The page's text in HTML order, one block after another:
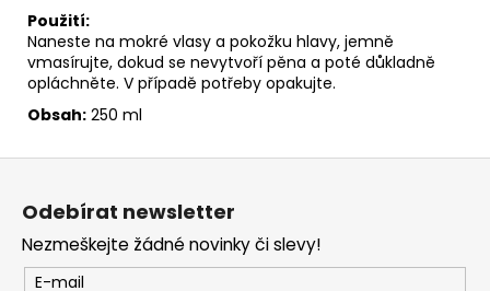
Použití:
Naneste na mokré vlasy a pokožku hlavy, jemně
vmasírujte, dokud se nevytvoří pěna a poté důkladně
opláchněte. V případě potřeby opakujte.
Obsah: 250 ml
Z
Odebírat newsletter
Nezmeškejte žádné novinky či slevy!
E-mail